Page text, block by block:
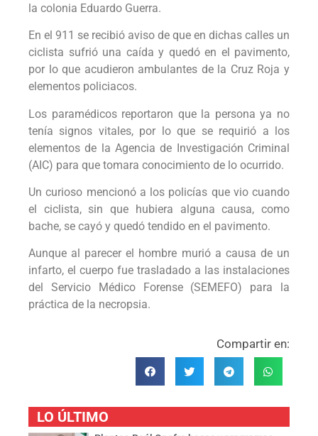
la colonia Eduardo Guerra.
En el 911 se recibió aviso de que en dichas calles un
ciclista sufrió una caída y quedó en el pavimento,
por lo que acudieron ambulantes de la Cruz Roja y
elementos policiacos.
Los paramédicos reportaron que la persona ya no
tenía signos vitales, por lo que se requirió a los
elementos de la Agencia de Investigación Criminal
(AIC) para que tomara conocimiento de lo ocurrido.
Un curioso mencionó a los policías que vio cuando
el ciclista, sin que hubiera alguna causa, como
bache, se cayó y quedó tendido en el pavimento.
Aunque al parecer el hombre murió a causa de un
infarto, el cuerpo fue trasladado a las instalaciones
del Servicio Médico Forense (SEMEFO) para la
práctica de la necropsia.
Compartir en:
LO ÚLTIMO